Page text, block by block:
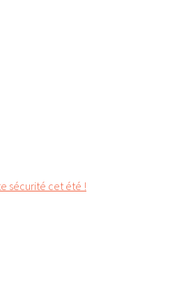
sécurité cet été !